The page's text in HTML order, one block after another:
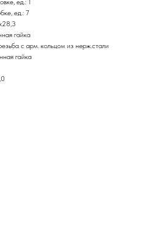
ед.: 1
ед.: 7
гайка
с арм. кольцом из нерж.стали
гайка